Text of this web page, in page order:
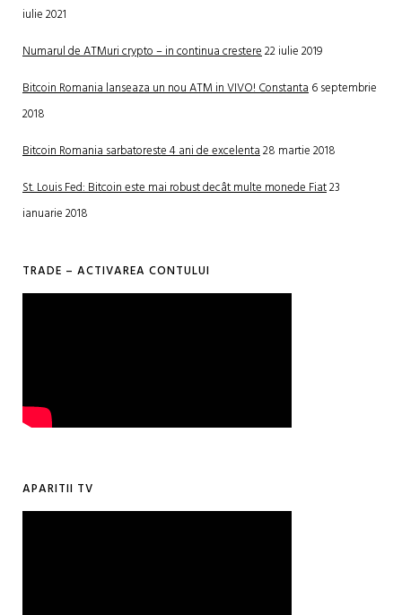
iulie 2021
Numarul de ATMuri crypto – in continua crestere22 iulie 2019
Bitcoin Romania lanseaza un nou ATM in VIVO! Constanta6 septembrie
2018
Bitcoin Romania sarbatoreste 4 ani de excelenta28 martie 2018
St. Louis Fed: Bitcoin este mai robust decât multe monede Fiat23
ianuarie 2018
TRADE – ACTIVAREA CONTULUI
APARITII TV